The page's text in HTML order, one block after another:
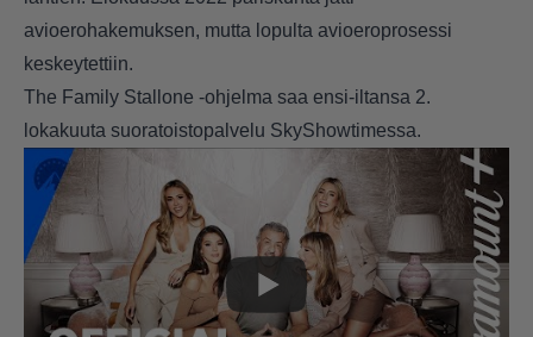
avioerohakemuksen, mutta lopulta avioeroprosessi
keskeytettiin.
The Family Stallone -ohjelma saa ensi-iltansa 2.
lokakuuta suoratoistopalvelu SkyShowtimessa.